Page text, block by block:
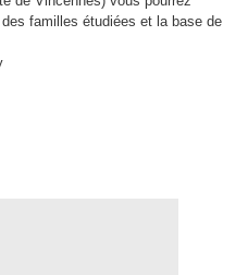
familles étudiées et la base de